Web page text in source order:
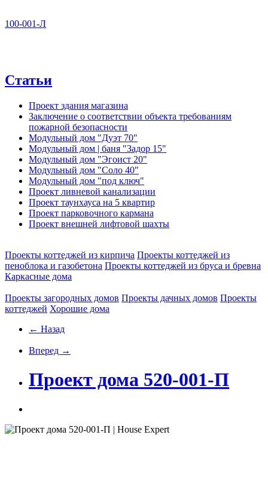
100-001-Л
Статьи
Проект здания магазина
Заключение о соответствии объекта требованиям
пожарной безопасности
Модульный дом "Дуэт 70"
Модульный дом | баня "Задор 15"
Модульный дом "Эгоист 20"
Модульный дом "Соло 40"
Модульный дом "под ключ"
Проект ливневой канализации
Проект таунхауса на 5 квартир
Проект парковочного кармана
Проект внешней лифтовой шахты
Проекты коттеджей из кирпича Проекты коттеджей из
пеноблока и газобетона Проекты коттеджей из бруса и бревна
Каркасные дома
Проекты загородных домов Проекты дачных домов Проекты
коттеджей Хорошие дома
← Назад
Вперед →
Проект дома 520-001-П